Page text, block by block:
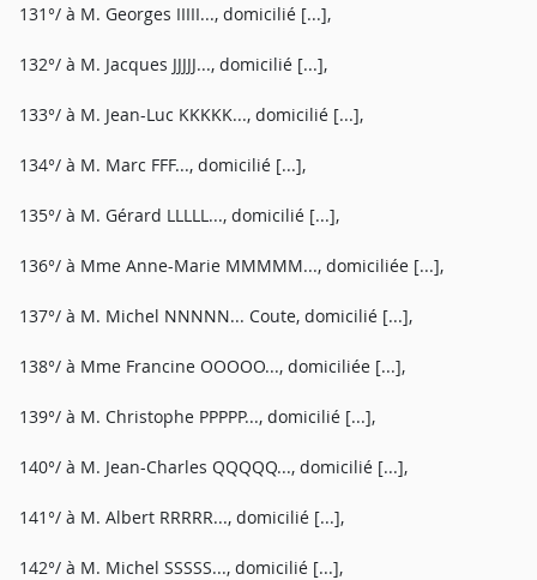
131°/ à M. Georges IIIII..., domicilié [...],
132°/ à M. Jacques JJJJJ..., domicilié [...],
133°/ à M. Jean-Luc KKKKK..., domicilié [...],
134°/ à M. Marc FFF..., domicilié [...],
135°/ à M. Gérard LLLLL..., domicilié [...],
136°/ à Mme Anne-Marie MMMMM..., domiciliée [...],
137°/ à M. Michel NNNNN... Coute, domicilié [...],
138°/ à Mme Francine OOOOO..., domiciliée [...],
139°/ à M. Christophe PPPPP..., domicilié [...],
140°/ à M. Jean-Charles QQQQQ..., domicilié [...],
141°/ à M. Albert RRRRR..., domicilié [...],
142°/ à M. Michel SSSSS..., domicilié [...],